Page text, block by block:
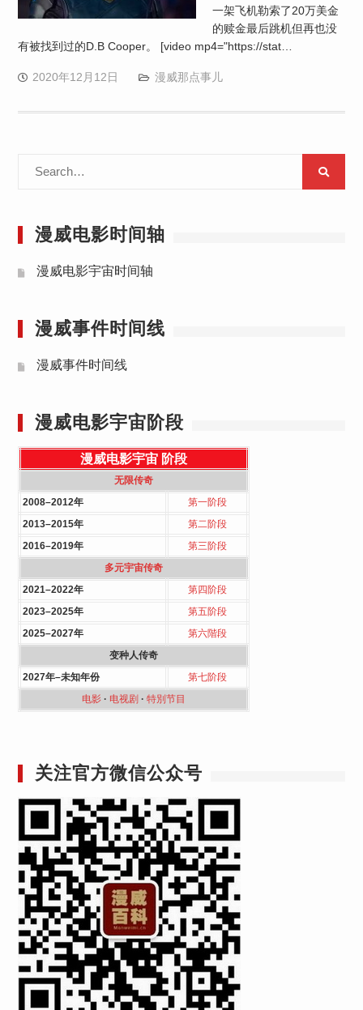
一架飞机勒索了20万美金
的赎金最后跳机但再也没
有被找到过的D.B Cooper。 [video mp4="https://stat…
2020年12月12日 漫威那点事儿
漫威电影时间轴
漫威电影宇宙时间轴
漫威事件时间线
漫威事件时间线
漫威电影宇宙阶段
漫威电影宇宙 阶段
无限传奇
2008–2012年
第一阶段
2013–2015年
第二阶段
2016–2019年
第三阶段
多元宇宙传奇
2021–2022年
第四阶段
2023–2025年
第五阶段
2025–2027年
第六階段
变种人传奇
2027年–未知年份
第七阶段
电影· 电视剧 · 特別节目
关注官方微信公众号